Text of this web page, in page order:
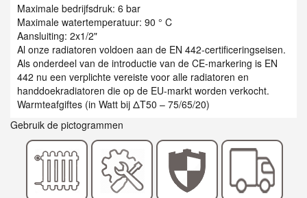
Maximale bedrijfsdruk: 6 bar
Maximale watertemperatuur: 90 ° C
Aansluiting: 2x1/2"
Al onze radiatoren voldoen aan de EN 442-certificeringseisen.
Als onderdeel van de introductie van de CE-markering is EN
442 nu een verplichte vereiste voor alle radiatoren en
handdoekradiatoren die op de EU-markt worden verkocht.
Warmteafgiftes (in Watt bij ΔT50 – 75/65/20)
Gebruik de pictogrammen